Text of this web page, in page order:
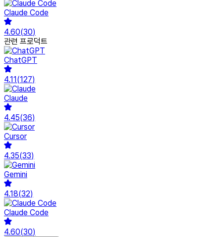
Claude Code
4.60(30)
관련 프로덕트
ChatGPT
4.11(127)
Claude
4.45(36)
Cursor
4.35(33)
Gemini
4.18(32)
Claude Code
4.60(30)